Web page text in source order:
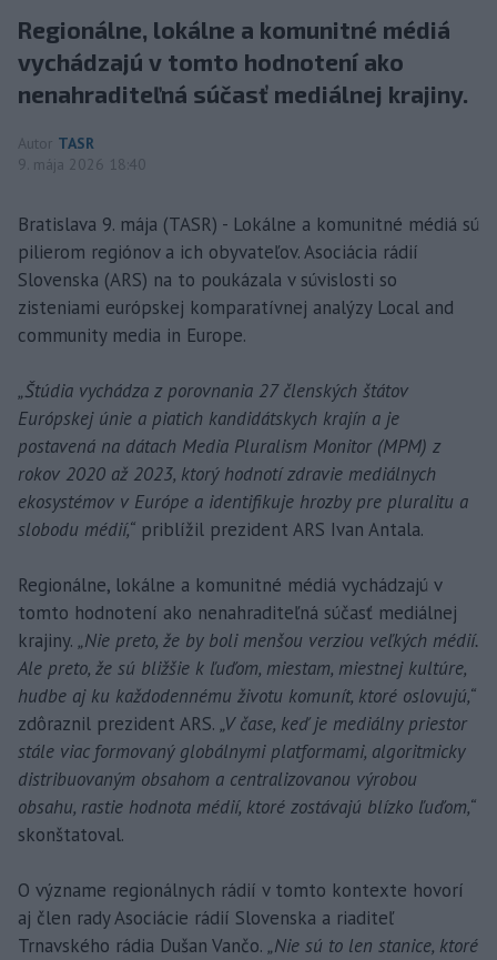
Regionálne, lokálne a komunitné médiá
vychádzajú v tomto hodnotení ako
nenahraditeľná súčasť mediálnej krajiny.
Autor TASR
9. mája 2026 18:40
Bratislava 9. mája (TASR) - Lokálne a komunitné médiá sú
pilierom regiónov a ich obyvateľov. Asociácia rádií
Slovenska (ARS) na to poukázala v súvislosti so
zisteniami európskej komparatívnej analýzy Local and
community media in Europe.
„Štúdia vychádza z porovnania 27 členských štátov
Európskej únie a piatich kandidátskych krajín a je
postavená na dátach Media Pluralism Monitor (MPM) z
rokov 2020 až 2023, ktorý hodnotí zdravie mediálnych
ekosystémov v Európe a identifikuje hrozby pre pluralitu a
slobodu médií,“ priblížil prezident ARS Ivan Antala.
Regionálne, lokálne a komunitné médiá vychádzajú v
tomto hodnotení ako nenahraditeľná súčasť mediálnej
krajiny. „Nie preto, že by boli menšou verziou veľkých médií.
Ale preto, že sú bližšie k ľuďom, miestam, miestnej kultúre,
hudbe aj ku každodennému životu komunít, ktoré oslovujú,“
zdôraznil prezident ARS. „V čase, keď je mediálny priestor
stále viac formovaný globálnymi platformami, algoritmicky
distribuovaným obsahom a centralizovanou výrobou
obsahu, rastie hodnota médií, ktoré zostávajú blízko ľuďom,“
skonštatoval.
O význame regionálnych rádií v tomto kontexte hovorí
aj člen rady Asociácie rádií Slovenska a riaditeľ
Trnavského rádia Dušan Vančo. „Nie sú to len stanice, ktoré